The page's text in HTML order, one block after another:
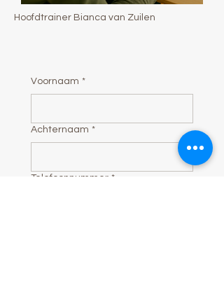
Hoofdtrainer Bianca van Zuilen
Voornaam *
Achternaam *
Telefoonnummer *